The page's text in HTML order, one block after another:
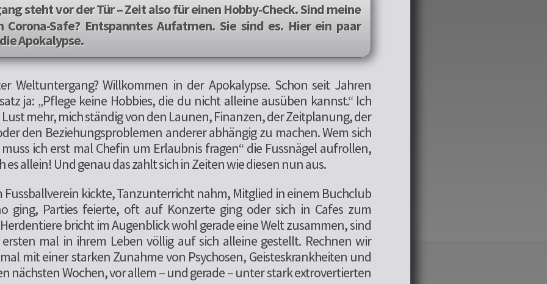
steht vor der Tür – Zeit also für einen Hobby-Check. Sind meine
Corona-Safe? Entspanntes Aufatmen. Sie sind es. Hier ein paar
Apokalypse.
Weltuntergang? Willkommen in der Apokalypse. Schon seit Jahren
ja: „Pflege keine Hobbies, die du nicht alleine ausüben kannst.“ Ich
mehr, mich ständig von den Launen, Finanzen, der Zeitplanung, der
den Beziehungsproblemen anderer abhängig zu machen. Wem sich
muss ich erst mal Chefin um Erlaubnis fragen“ die Fussnägel aufrollen,
es allein! Und genau das zahlt sich in Zeiten wie diesen nun aus.
Fussballverein kickte, Tanzunterricht nahm, Mitglied in einem Buchclub
ging, Parties feierte, oft auf Konzerte ging oder sich in Cafes zum
bricht im Augenblick wohl gerade eine Welt zusammen, sind
mal in ihrem Leben völlig auf sich alleine gestellt. Rechnen wir
mit einer starken Zunahme von Psychosen, Geisteskrankheiten und
nächsten Wochen, vor allem – und gerade – unter stark extrovertierten